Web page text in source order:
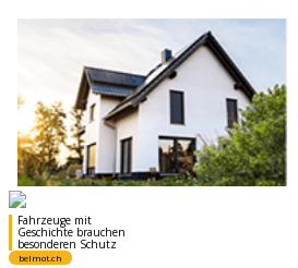
Servanto W.Meier ist Ihr Partner für